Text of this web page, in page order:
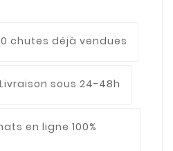
chutes déjà vendues
sous 24-48h
en ligne 100%